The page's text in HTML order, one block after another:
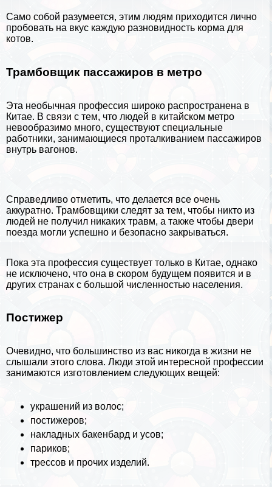
Само собой разумеется, этим людям приходится лично
пробовать на вкус каждую разновидность корма для
котов.
Трамбовщик пассажиров в метро
Эта необычная профессия широко распространена в
Китае. В связи с тем, что людей в китайском метро
невообразимо много, существуют специальные
работники, занимающиеся проталкиванием пассажиров
внутрь вагонов.
Справедливо отметить, что делается все очень
аккуратно. Трамбовщики следят за тем, чтобы никто из
людей не получил никаких травм, а также чтобы двери
поезда могли успешно и безопасно закрываться.
Пока эта профессия существует только в Китае, однако
не исключено, что она в скором будущем появится и в
других странах с большой численностью населения.
Постижер
Очевидно, что большинство из вас никогда в жизни не
слышали этого слова. Люди этой интересной профессии
занимаются изготовлением следующих вещей:
украшений из волос;
постижеров;
накладных бакенбард и усов;
париков;
трессов и прочих изделий.